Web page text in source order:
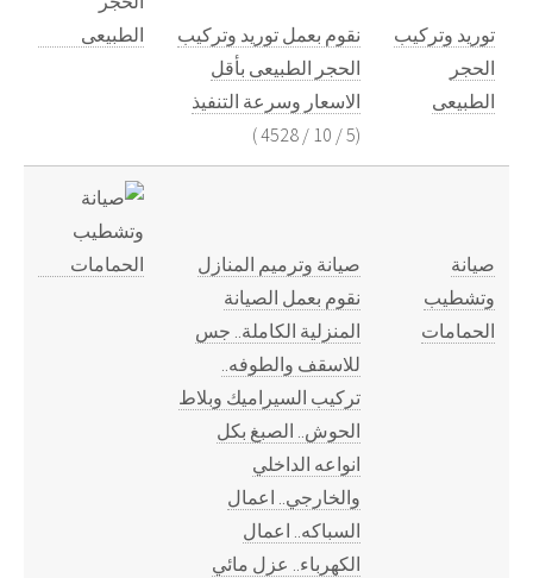
توريد وتركيب
الحجر
الطبيعى
نقوم بعمل توريد وتركيب
الحجر الطبيعى بأقل
الاسعار وسرعة التنفيذ
(
5
/
10
/
4528
)
صيانة
وتشطيب
الحمامات
صيانة وترميم المنازل
نقوم بعمل الصيانة
المنزلية الكاملة.. جس
للاسقف والطوفه..
تركيب السيراميك وبلاط
الحوش.. الصبغ بكل
انواعه الداخلي
والخارجي.. اعمال
السباكه.. اعمال
الكهرباء.. عزل مائي